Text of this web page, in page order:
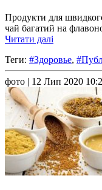
Продукти для
чай багатий на
Читати далі
Теги: #Здоровье,
фото | 12 Лип 2020